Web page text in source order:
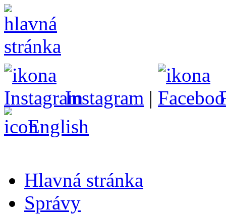
Instagram |
English
Hlavná stránka
Správy